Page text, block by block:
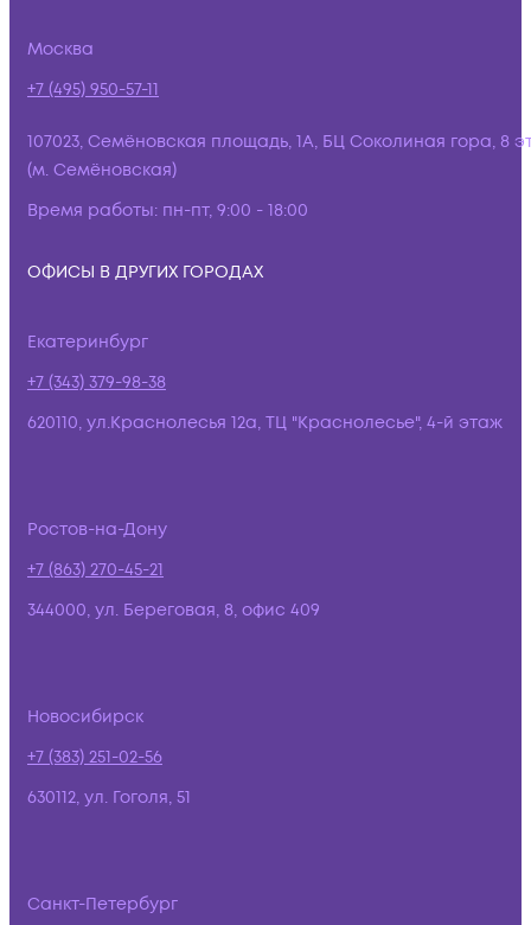
Москва
+7 (495) 950-57-11
107023, Семёновская площадь, 1А, БЦ Соколиная гора, 8
(м. Семёновская)
Время работы: пн-пт, 9:00 - 18:00
ОФИСЫ В ДРУГИХ ГОРОДАХ
Екатеринбург
+7 (343) 379-98-38
620110, ул.Краснолесья 12а, ТЦ "Краснолесье", 4-й этаж
Ростов-на-Дону
+7 (863) 270-45-21
344000, ул. Береговая, 8, офис 409
Новосибирск
+7 (383) 251-02-56
630112, ул. Гоголя, 51
Санкт-Петербург